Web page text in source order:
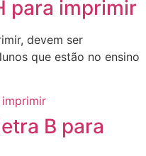
para imprimir
devem ser
que estão no ensino
B para